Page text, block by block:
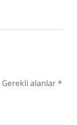
Gerekli alanlar*